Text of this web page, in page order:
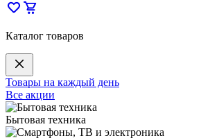
Каталог товаров
Товары на каждый день
Все акции
Бытовая техника